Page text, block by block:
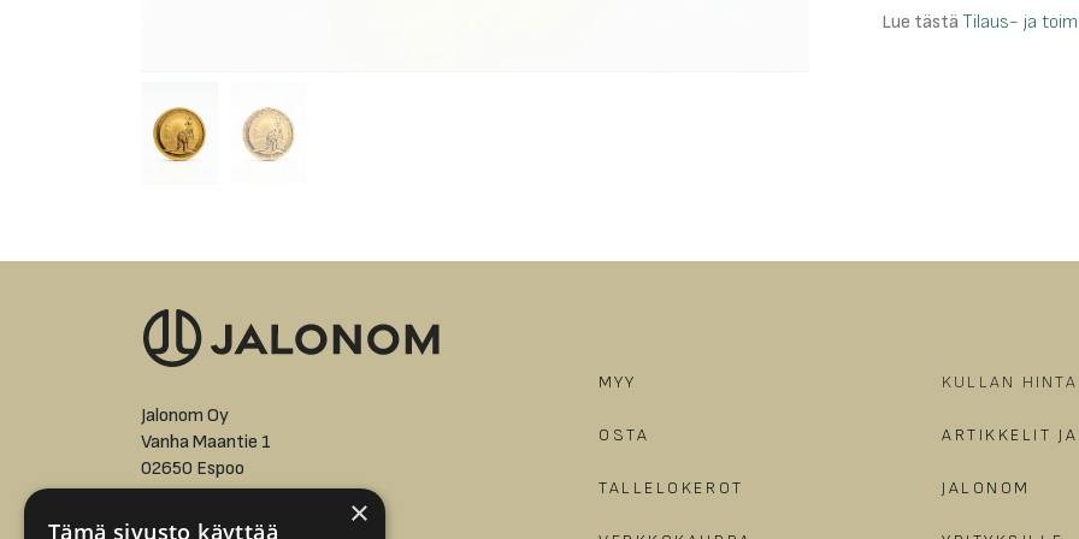
Lue tästä Tilaus- ja
Jalonom Oy
Vanha Maantie 1
02650 Espoo
asiakaspalvelu@jalonom.fi
MYY
OSTA
TALLELOKEROT
KULLAN HINTA
ARTIKKELIT
JALONOM
×
Tämä sivusto käyttää